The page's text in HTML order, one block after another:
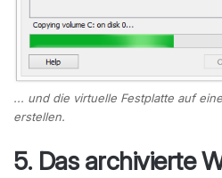
... und die virtuelle Festplatte auf
erstellen.
5. Das archivierte